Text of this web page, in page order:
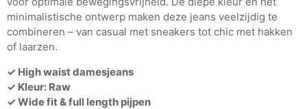
minimalistische ontwerp maken deze jeans veelzijdig te
combineren – van casual met sneakers tot chic met hakken
of laarzen.
✓ High waist damesjeans
✓ Kleur: Raw
✓ Wide fit & full length pijpen